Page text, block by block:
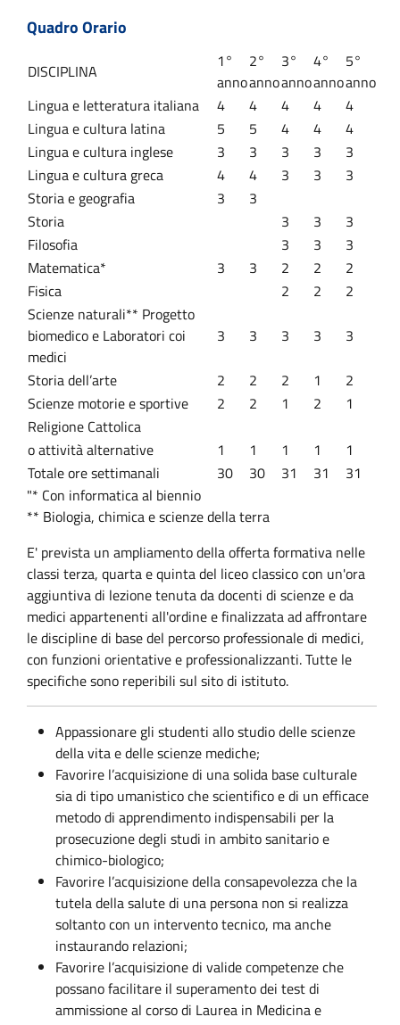
Quadro Orario
DISCIPLINA
1°
anno
2°
anno
3°
anno
4°
anno
5°
anno
Lingua e letteratura italiana
4 4 4 4
4
Lingua e cultura latina
5 5 4 4
4
Lingua e cultura inglese
3 3 3 3
3
Lingua e cultura greca
4 4 3 3
3
Storia e geografia
3
3
Storia
3 3
3
Filosofia
3 3
3
Matematica*
3 3 2 2
2
Fisica
2 2
2
Scienze naturali** Progetto
biomedico e Laboratori coi
medici
3 3 3 3 3
Storia dell’arte 2 2 2 1
2
Scienze motorie e sportive
2 2 1 2
1
Religione Cattolica
o attività alternative
1 1 1 1
1
Totale ore settimanali
30 30 31 31
31
"* Con informatica al biennio
** Biologia, chimica e scienze della terra
E' prevista un ampliamento della offerta formativa nelle
classi terza, quarta e quinta del liceo classico con un'ora
aggiuntiva di lezione tenuta da docenti di scienze e da
medici appartenenti all'ordine e finalizzata ad affrontare
le discipline di base del percorso professionale di medici,
con funzioni orientative e professionalizzanti. Tutte le
specifiche sono reperibili sul sito di istituto.
Appassionare gli studenti allo studio delle scienze
della vita e delle scienze mediche;
Favorire l’acquisizione di una solida base culturale
sia di tipo umanistico che scientifico e di un efficace
metodo di apprendimento indispensabili per la
prosecuzione degli studi in ambito sanitario e
chimico-biologico;
Favorire l’acquisizione della consapevolezza che la
tutela della salute di una persona non si realizza
soltanto con un intervento tecnico, ma anche
instaurando relazioni;
Favorire l’acquisizione di valide competenze che
possano facilitare il superamento dei test di
ammissione al corso di Laurea in Medicina e